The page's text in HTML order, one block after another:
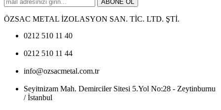
ABONE OL
ÖZSAC METAL İZOLASYON SAN. TİC. LTD. ŞTİ.
0212 510 11 40
0212 510 11 44
info@ozsacmetal.com.tr
Seyitnizam Mah. Demirciler Sitesi 5.Yol No:28 - Zeytinburnu
/ İstanbul